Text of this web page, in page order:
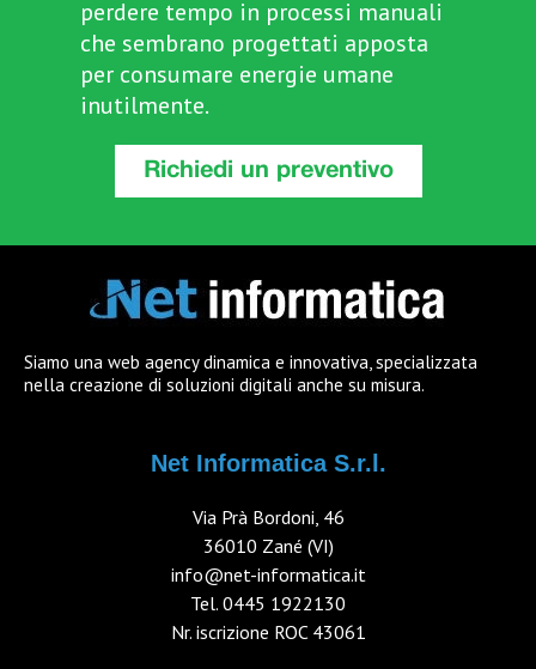
perdere tempo in processi manuali
che sembrano progettati apposta
per consumare energie umane
inutilmente.
Richiedi un preventivo
Siamo una web agency dinamica e innovativa, specializzata
nella creazione di soluzioni digitali anche su misura.
Net Informatica S.r.l.
Via Prà Bordoni, 46
36010 Zané (VI)
info@net-informatica.it
Tel. 0445 1922130
Nr. iscrizione ROC 43061